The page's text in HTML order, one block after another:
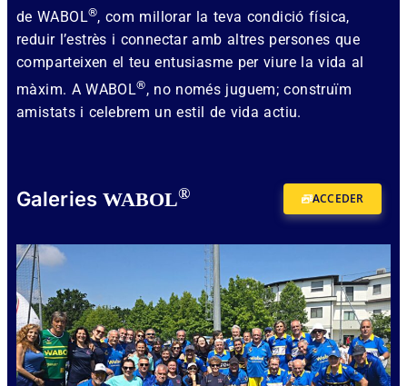
de WABOL®, com millorar la teva condició física,
reduir l’estrès i connectar amb altres persones que
comparteixen el teu entusiasme per viure la vida al
màxim. A WABOL®, no només juguem; construïm
amistats i celebrem un estil de vida actiu.
Galeries WABOL® ACCEDER